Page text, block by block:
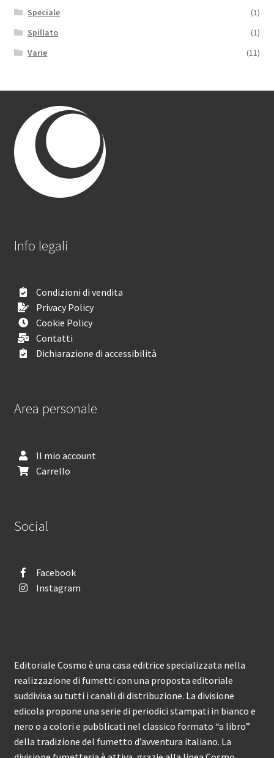
Speciale
(1)
Spillato
(1)
Varie
(11)
Info legali
Condizioni di vendita
Privacy Policy
Cookie Policy
Contatti
Dichiarazione di accessibilità
Area personale
Il mio account
Carrello
Social
Facebook
Instagram
Editoriale Cosmo è una casa editrice specializzata nella
realizzazione di fumetti con una proposta editoriale
suddivisa su tutti i canali di distribuzione. La divisione
edicola propone una serie di periodici stampati in bianco e
nero o a colori e pubblicati nel classico formato “a libro”
della tradizione del fumetto d’avventura italiano. La